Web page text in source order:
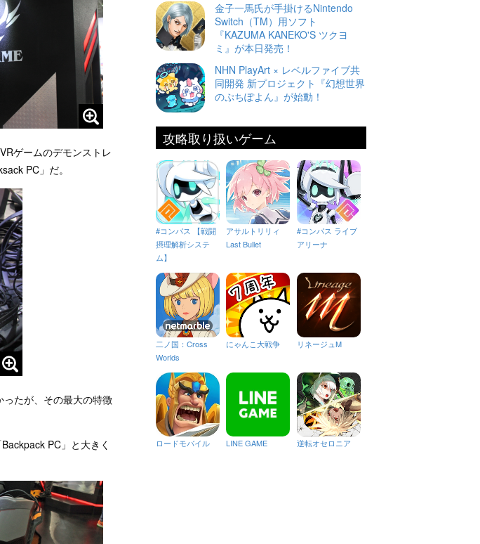
ゲームのデモンストレ
PC」だ。
たが、その最大の特徴
PC」と大きく
金子一馬氏が手掛けるNintendo
Switch（TM）用ソフト
『KAZUMA KANEKO'S ツクヨ
ミ』が本日発売！
NHN PlayArt × レベルファイブ共
同開発 新プロジェクト『幻想世界
のぷちぽよん』が始動！
攻略取り扱いゲーム
#コンパス 【戦闘
摂理解析システ
ム】
アサルトリリィ
Last Bullet
#コンパス ライブ
アリーナ
二ノ国：Cross
Worlds
にゃんこ大戦争 リネージュM
ロードモバイル LINE GAME 逆転オセロニア